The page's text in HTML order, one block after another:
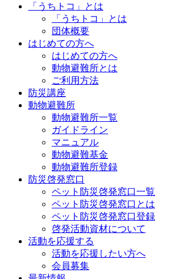
「うちトコ」とは
「うちトコ」とは
団体概要
はじめての方へ
はじめての方へ
動物避難所とは
ご利用方法
防災講座
動物避難所
動物避難所一覧
ガイドライン
マニュアル
動物避難基金
動物避難所登録
防災啓発窓口
ペット防災啓発窓口一覧
ペット防災啓発窓口とは
ペット防災啓発窓口登録
啓発活動資材について
活動を応援する
活動を応援したい方へ
会員募集